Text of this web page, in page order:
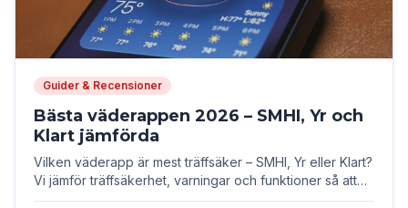
Guider & Recensioner
Bästa väderappen 2026 – SMHI, Yr och
Klart jämförda
Vilken väderapp är mest träffsäker – SMHI, Yr eller Klart?
Vi jämför träffsäkerhet, varningar och funktioner så att
du väljer rätt app för dina behov.